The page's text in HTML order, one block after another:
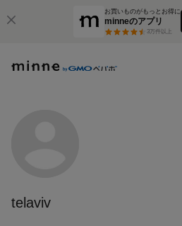
お買いものがもっとお得に
minneのアプリ
3万件以上
telaviv